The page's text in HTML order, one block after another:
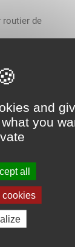
and
you
all
cookies
routier de
du